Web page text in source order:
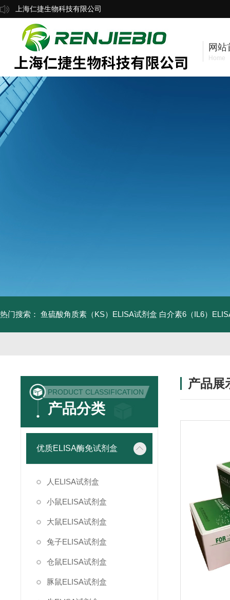
上海仁捷生物科技有限公司
网站
Home
热门搜索： 鱼硫酸角质素（KS）ELISA试剂盒 白介素6（IL6）
PRODUCT CLASSIFICATION
产品分类
优质ELISA酶免试剂盒
人ELISA试剂盒
小鼠ELISA试剂盒
大鼠ELISA试剂盒
兔子ELISA试剂盒
仓鼠ELISA试剂盒
豚鼠ELISA试剂盒
产品展